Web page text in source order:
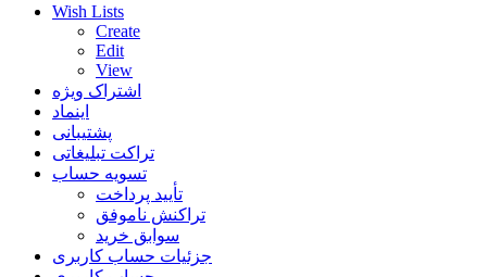
Wish Lists
Create
Edit
View
اشتراک ویژه
اینماد
پشتیبانی
تراکت تبلیغاتی
تسویه حساب
تأیید پرداخت
تراکنش ناموفق
سوابق خرید
جزئیات حساب کاربری